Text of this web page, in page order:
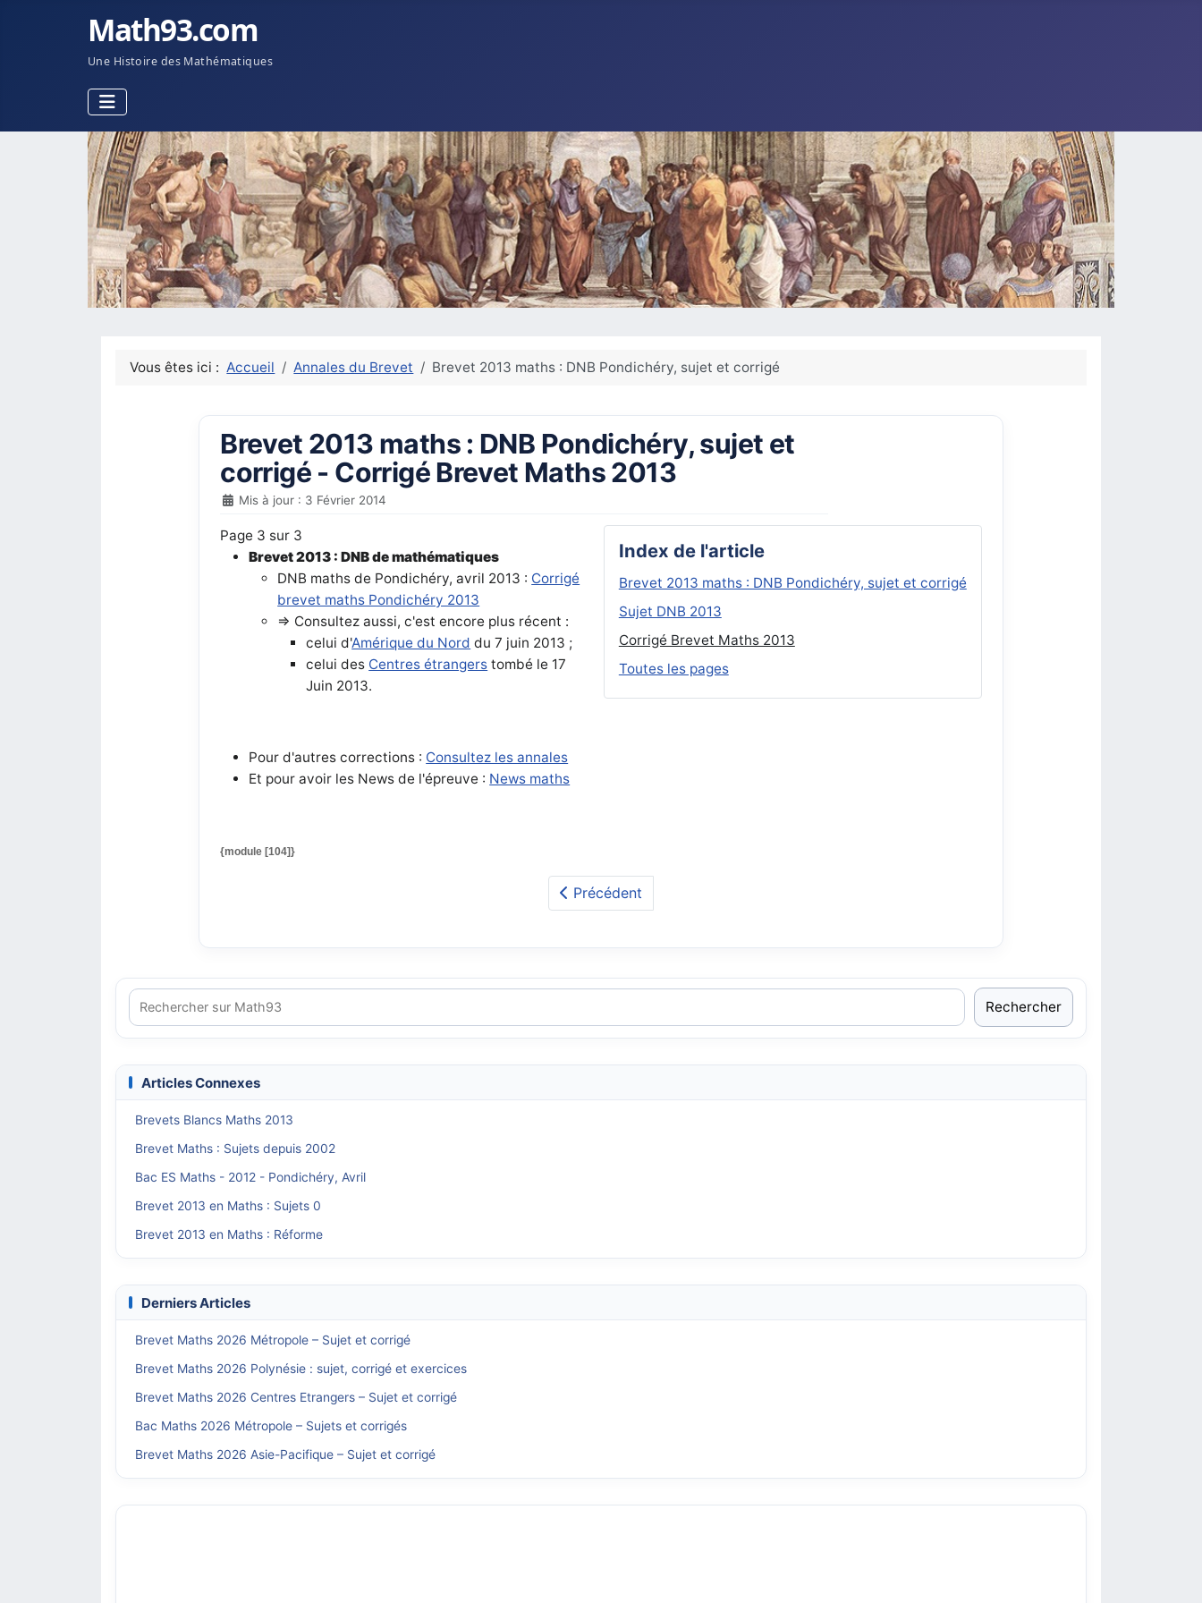
Math93.com
Une Histoire des Mathématiques
Vous êtes ici :Accueil Annales du Brevet Brevet 2013 maths : DNB Pondichéry, sujet et corrigé
Brevet 2013 maths : DNB Pondichéry, sujet et
corrigé - Corrigé Brevet Maths 2013
Mis à jour : 3 Février 2014
Index de l'article
Brevet 2013 maths : DNB Pondichéry, sujet et corrigé
Sujet DNB 2013
Corrigé Brevet Maths 2013
Toutes les pages
Page 3 sur 3
Brevet 2013 : DNB de mathématiques
DNB maths de Pondichéry, avril 2013 : Corrigé
brevet maths Pondichéry 2013
=> Consultez aussi, c'est encore plus récent :
celui d'Amérique du Nord du 7 juin 2013 ;
celui des Centres étrangers tombé le 17
Juin 2013.
Pour d'autres corrections : Consultez les annales
Et pour avoir les News de l'épreuve : News maths
{module [104]}
Précédent
Rechercher
Articles Connexes
Brevets Blancs Maths 2013
Brevet Maths : Sujets depuis 2002
Bac ES Maths - 2012 - Pondichéry, Avril
Brevet 2013 en Maths : Sujets 0
Brevet 2013 en Maths : Réforme
Derniers Articles
Brevet Maths 2026 Métropole – Sujet et corrigé
Brevet Maths 2026 Polynésie : sujet, corrigé et exercices
Brevet Maths 2026 Centres Etrangers – Sujet et corrigé
Bac Maths 2026 Métropole – Sujets et corrigés
Brevet Maths 2026 Asie-Pacifique – Sujet et corrigé